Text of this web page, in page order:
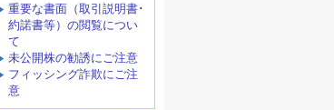
重要な書面（取引説明書･
約諾書等）の閲覧につい
て
未公開株の勧誘にご注意
フィッシング詐欺にご注
意